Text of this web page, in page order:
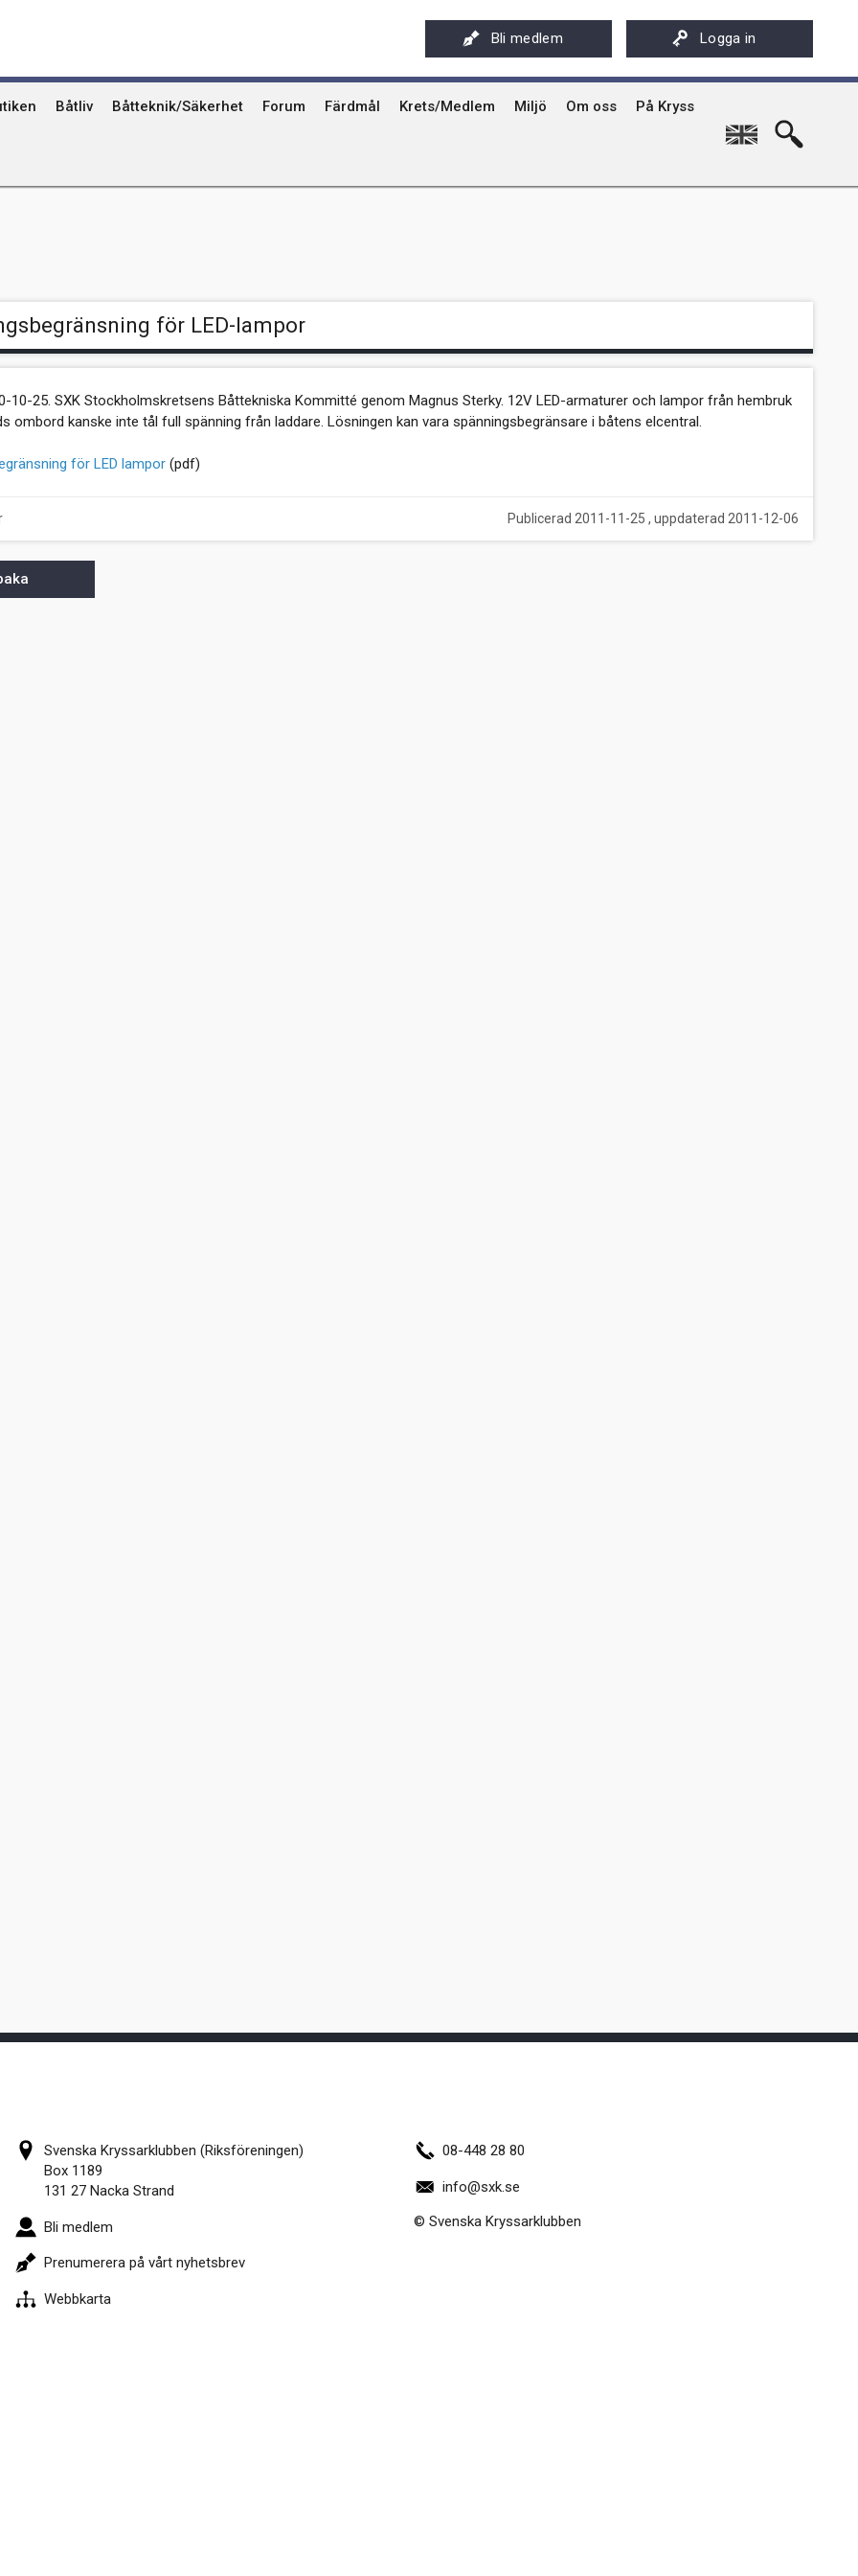
Bli medlem Logga in
Båtliv
Toalettavfall och sjömackar
Båtteknik/Säkerhet Forum Färdmål
Stockholms skärgård
Krets/Medlem
Uthyrning av Kryssarklubbens IF-båtar och kajaker
Miljö Om oss
Svenska Kryssarklubben 100 år
På Kryss
På Kryss historia
Kryssarklubbens nyhetsbrev
English
för LED-lampor
10-25. SXK Stockholmskretsens Båttekniska Kommitté genom Magnus Sterky. 12V LED-armaturer och lampor från hembruk
ombord kanske inte tål full spänning från laddare. Lösningen kan vara spänningsbegränsare i båtens elcentral.
för LED lampor (pdf)
Publicerad 2011-11-25 , uppdaterad 2011-12-06
Svenska Kryssarklubben (Riksföreningen)
Box 1189
131 27 Nacka Strand
Bli medlem
Prenumerera på vårt nyhetsbrev
Webbkarta
08-448 28 80
info@sxk.se
© Svenska Kryssarklubben